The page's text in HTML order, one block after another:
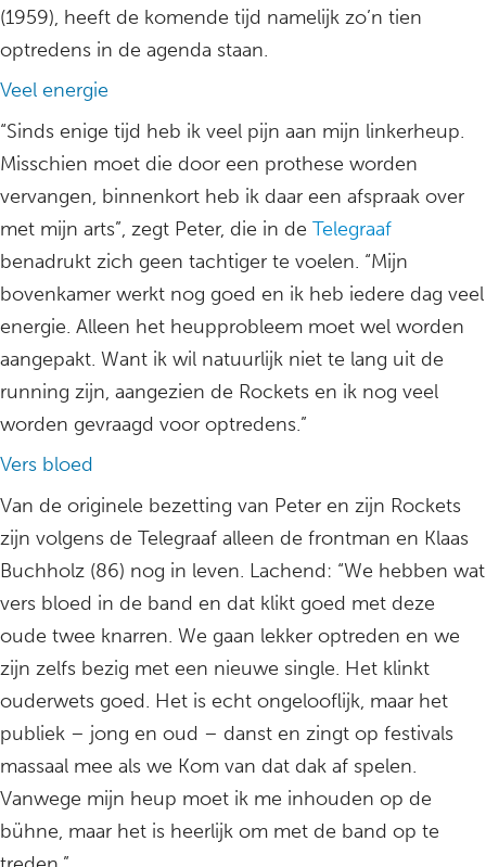
(1959), heeft de komende tijd namelijk zo’n tien
optredens in de agenda staan.
Veel energie
“Sinds enige tijd heb ik veel pijn aan mijn linkerheup.
Misschien moet die door een prothese worden
vervangen, binnenkort heb ik daar een afspraak over
met mijn arts”, zegt Peter, die in de Telegraaf
benadrukt zich geen tachtiger te voelen. “Mijn
bovenkamer werkt nog goed en ik heb iedere dag veel
energie. Alleen het heupprobleem moet wel worden
aangepakt. Want ik wil natuurlijk niet te lang uit de
running zijn, aangezien de Rockets en ik nog veel
worden gevraagd voor optredens.”
Vers bloed
Van de originele bezetting van Peter en zijn Rockets
zijn volgens de Telegraaf alleen de frontman en Klaas
Buchholz (86) nog in leven. Lachend: “We hebben wat
vers bloed in de band en dat klikt goed met deze
oude twee knarren. We gaan lekker optreden en we
zijn zelfs bezig met een nieuwe single. Het klinkt
ouderwets goed. Het is echt ongelooflijk, maar het
publiek – jong en oud – danst en zingt op festivals
massaal mee als we Kom van dat dak af spelen.
Vanwege mijn heup moet ik me inhouden op de
bühne, maar het is heerlijk om met de band op te